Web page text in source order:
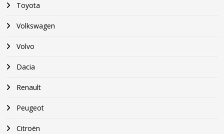
Toyota
Volkswagen
Volvo
Dacia
Renault
Peugeot
Citroën